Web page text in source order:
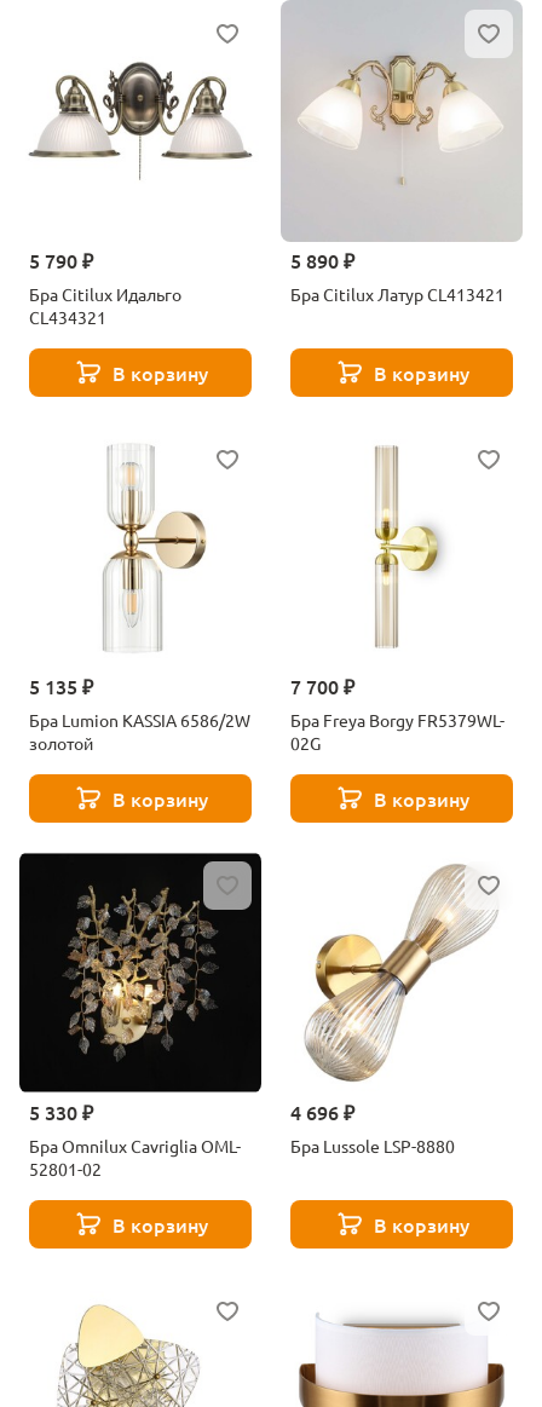
5 790 ₽
Бра Citilux Идальго
CL434321
В корзину
5 890 ₽
Бра Citilux Латур CL413421
В корзину
5 135 ₽
Бра Lumion KASSIA 6586/2W
золотой
В корзину
7 700 ₽
Бра Freya Borgy FR5379WL-
02G
В корзину
5 330 ₽
Бра Omnilux Cavriglia OML-
52801-02
В корзину
4 696 ₽
Бра Lussole LSP-8880
В корзину